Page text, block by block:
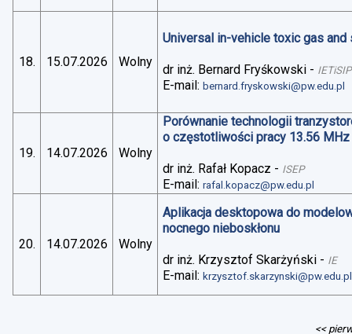
18. 15.07.2026 Wolny
Universal in-vehicle toxic gas
dr inż. Bernard Fryśkowski - IETiSIP
E-mail:bernard.fryskowski@pw.edu.pl
19. 14.07.2026 Wolny
Porównanie technologii
o częstotliwości pracy 13.56 MHz
dr inż. Rafał Kopacz - ISEP
E-mail:rafal.kopacz@pw.edu.pl
20. 14.07.2026 Wolny
Aplikacja desktopowa do
nocnego nieboskłonu
dr inż. Krzysztof Skarżyński - IE
E-mail:krzysztof.skarzynski@pw.edu.pl
<<